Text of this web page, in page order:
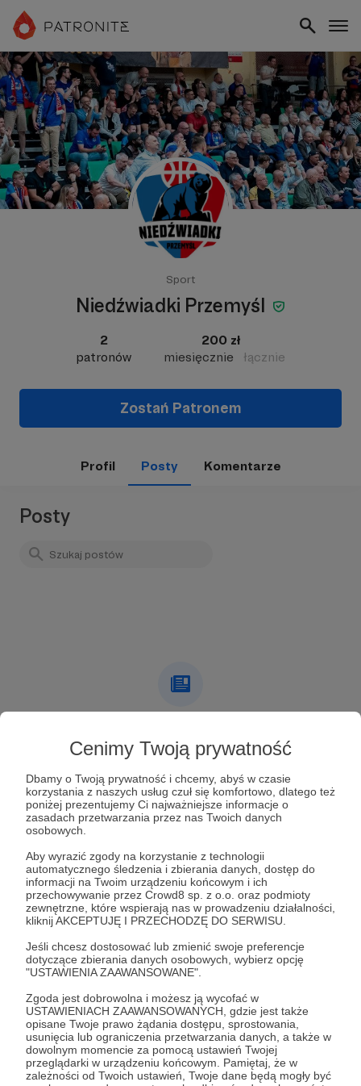
Cenimy Twoją prywatność
Dbamy o Twoją prywatność i chcemy, abyś w czasie
korzystania z naszych usług czuł się komfortowo, dlatego też
poniżej prezentujemy Ci najważniejsze informacje o
zasadach przetwarzania przez nas Twoich danych
osobowych.
Aby wyrazić zgody na korzystanie z technologii
automatycznego śledzenia i zbierania danych, dostęp do
informacji na Twoim urządzeniu końcowym i ich
przechowywanie przez Crowd8 sp. z o.o. oraz podmioty
zewnętrzne, które wspierają nas w prowadzeniu działalności,
kliknij AKCEPTUJĘ I PRZECHODZĘ DO SERWISU.
Jeśli chcesz dostosować lub zmienić swoje preferencje
dotyczące zbierania danych osobowych, wybierz opcję
"USTAWIENIA ZAAWANSOWANE".
Zgoda jest dobrowolna i możesz ją wycofać w
USTAWIENIACH ZAAWANSOWANYCH, gdzie jest także
opisane Twoje prawo żądania dostępu, sprostowania,
usunięcia lub ograniczenia przetwarzania danych, a także w
dowolnym momencie za pomocą ustawień Twojej
przeglądarki w urządzeniu końcowym. Pamiętaj, że w
zależności od Twoich ustawień, Twoje dane będą mogły być
Sport
Niedźwiadki Przemyśl
2
patronów
200 zł
miesięcznie
łącznie
Zostań Patronem
Profil Posty Komentarze
Posty
Autor nie dodał jeszcze żadnych postów
Dołącz do grona Patronów!
Wesprzyj działalność AutoraNiedźwiadki Przemyśl
teraz!
Zostań Patronem